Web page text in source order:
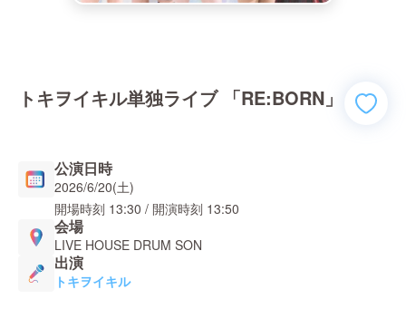
トキヲイキル単独ライブ 「RE:BORN」
公演日時
2026/6/20(土)
開場時刻 13:30 / 開演時刻 13:50
会場
LIVE HOUSE DRUM SON
出演
トキヲイキル